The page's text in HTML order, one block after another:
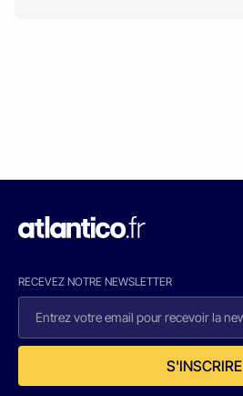
RECEVEZ NOTRE NEWSLETTER
S'INSCRIRE